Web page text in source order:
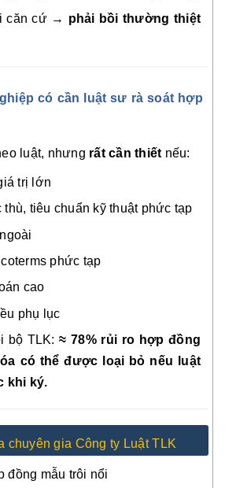
căn cứ → phải bồi thường thiệt
có cần luật sư rà soát hợp
luật, nhưng rất cần thiết nếu:
trị lớn
thù, tiêu chuẩn kỹ thuật phức tạp
phức tạp
cao
phụ lục
bộ TLK:≈ 78% rủi ro hợp đồng
có thể được loại bỏ nếu luật
khi ký.
chuyên gia Công ty Luật TLK
đồng mẫu trôi nổi